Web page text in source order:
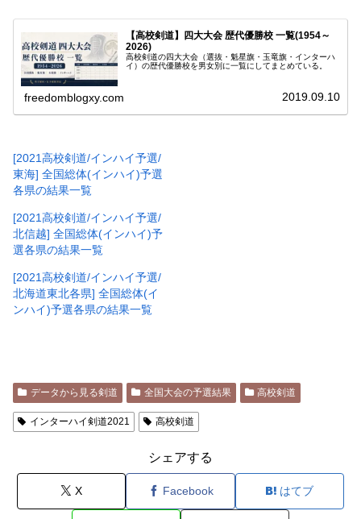
【高校剣道】四大大会 歴代優勝校 一覧(1954～
2026)
高校剣道の四大大会（選抜・魁星旗・玉竜旗・インターハ
イ）の歴代優勝校を男女別に一覧にしてまとめている。
freedomblogxy.com 2019.09.10
[2021高校剣道/インハイ予選/
東海] 全国総体(インハイ)予選
各県の結果一覧
[2021高校剣道/インハイ予選/
北信越] 全国総体(インハイ)予
選各県の結果一覧
[2021高校剣道/インハイ予選/
北海道東北各県] 全国総体(イ
ンハイ)予選各県の結果一覧
データから見る剣道 全国大会の予選結果 高校剣道
インターハイ剣道2021 高校剣道
シェアする
X Facebook はてブ